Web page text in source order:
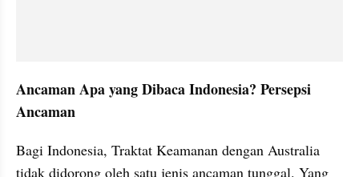
Ancaman Apa yang Dibaca Indonesia? Persepsi
Ancaman
Bagi Indonesia, Traktat Keamanan dengan Australia
tidak didorong oleh satu jenis ancaman tunggal. Yang